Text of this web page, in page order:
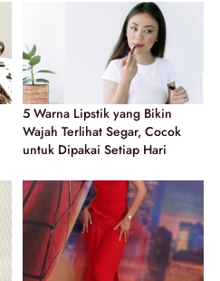
5 Warna Lipstik yang Bikin
Wajah Terlihat Segar, Cocok
untuk Dipakai Setiap Hari